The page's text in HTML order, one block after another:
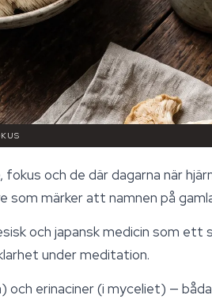
fokus och de där dagarna när
som märker att namnen på
och japansk medicin som
under meditation.
och erinaciner (i myceliet) —